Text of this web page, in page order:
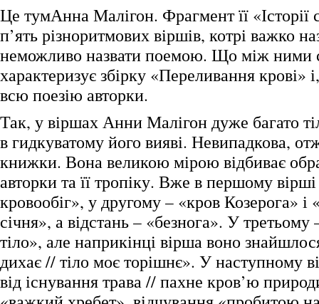
Це тумАнна Малігон. Фрагмент її «Історії
п’ять різноритмових віршів, котрі важко
неможливо назвати поемою. Що між ними
характеризує збірку «Переливання крові»
всю поезію авторки.
Так, у віршах Анни Малігон дуже багато
в гидкуватому його вияві. Невипадкова,
книжки. Вона великою мірою відбиває
авторки та її тропіку. Вже в першому
кровообіг», у другому – «кров Козерога» і
січня», а відстань – «безнога». У третьому
тіло», але наприкінці вірша воно
дихає // тіло моє торішнє». У наступному
від існування трава // пахне кров’ю